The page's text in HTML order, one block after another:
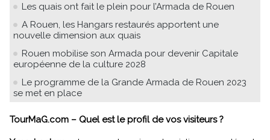
Les quais ont fait le plein pour l’Armada de Rouen
A Rouen, les Hangars restaurés apportent une
nouvelle dimension aux quais
Rouen mobilise son Armada pour devenir Capitale
européenne de la culture 2028
Le programme de la Grande Armada de Rouen 2023
se met en place
TourMaG.com – Quel est le profil de vos visiteurs ?